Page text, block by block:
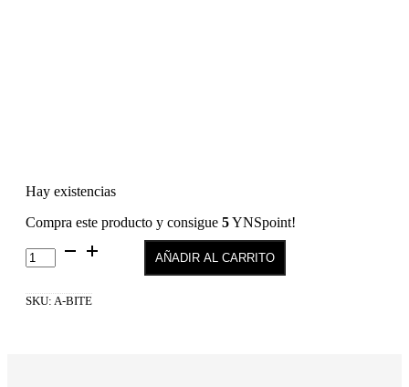
Hay existencias
Compra este producto y consigue 5YNSpoint!
Lab
No
cantidad
AÑADIR AL CARRITO
SKU: A-BITE